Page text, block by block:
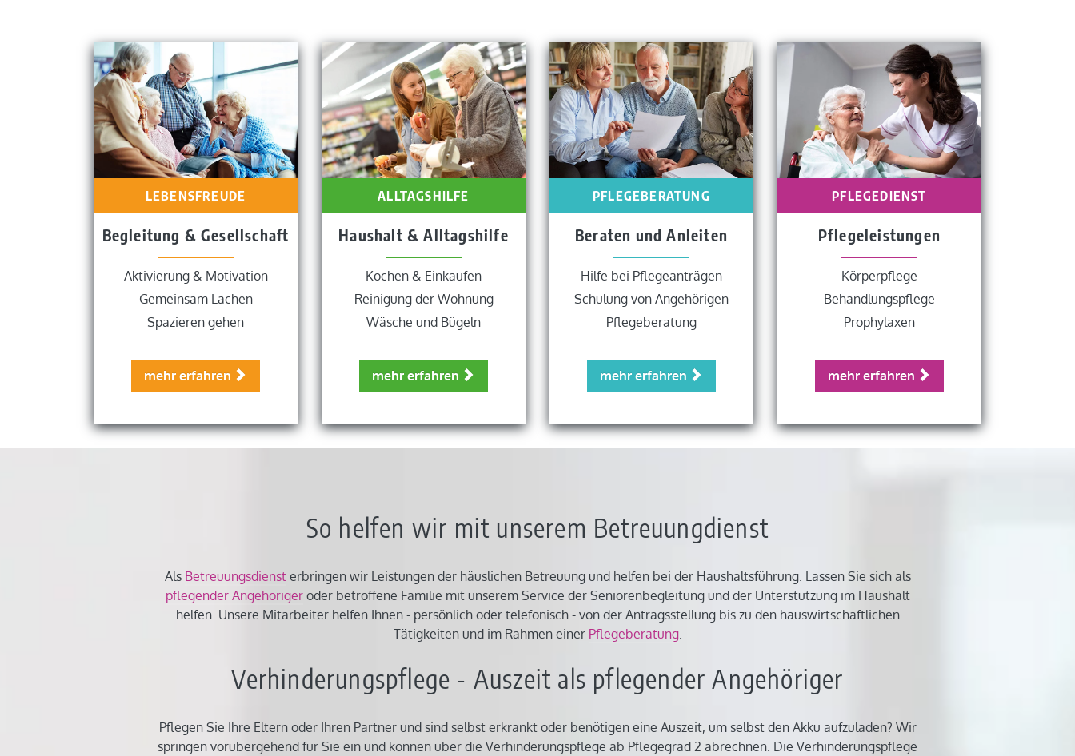
LEBENSFREUDE
Begleitung & Gesellschaft
Aktivierung & Motivation
Gemeinsam Lachen
Spazieren gehen
mehr erfahren
ALLTAGSHILFE
Haushalt & Alltagshilfe
Kochen & Einkaufen
Reinigung der Wohnung
Wäsche und Bügeln
mehr erfahren
PFLEGEBERATUNG
Beraten und Anleiten
Hilfe bei Pflegeanträgen
Schulung von Angehörigen
Pflegeberatung
mehr erfahren
PFLEGEDIENST
Pflegeleistungen
Körperpflege
Behandlungspflege
Prophylaxen
mehr erfahren
So helfen wir mit unserem Betreuungdienst
Als Betreuungsdiensterbringen wir Leistungen der häuslichen Betreuung und helfen bei der Haushaltsführung. Lassen Sie sich als
pflegender Angehörigeroder betroffene Familie mit unserem Service der Seniorenbegleitung und der Unterstützung im Haushalt
helfen. Unsere Mitarbeiter helfen Ihnen - persönlich oder telefonisch - von der Antragsstellung bis zu den hauswirtschaftlichen
Tätigkeiten und im Rahmen einer Pflegeberatung.
Verhinderungspflege - Auszeit als pflegender Angehöriger
Pflegen Sie Ihre Eltern oder Ihren Partner und sind selbst erkrankt oder benötigen eine Auszeit, um selbst den Akku aufzuladen? Wir
springen vorübergehend für Sie ein und können über die Verhinderungspflege ab Pflegegrad 2 abrechnen. Die Verhinderungspflege